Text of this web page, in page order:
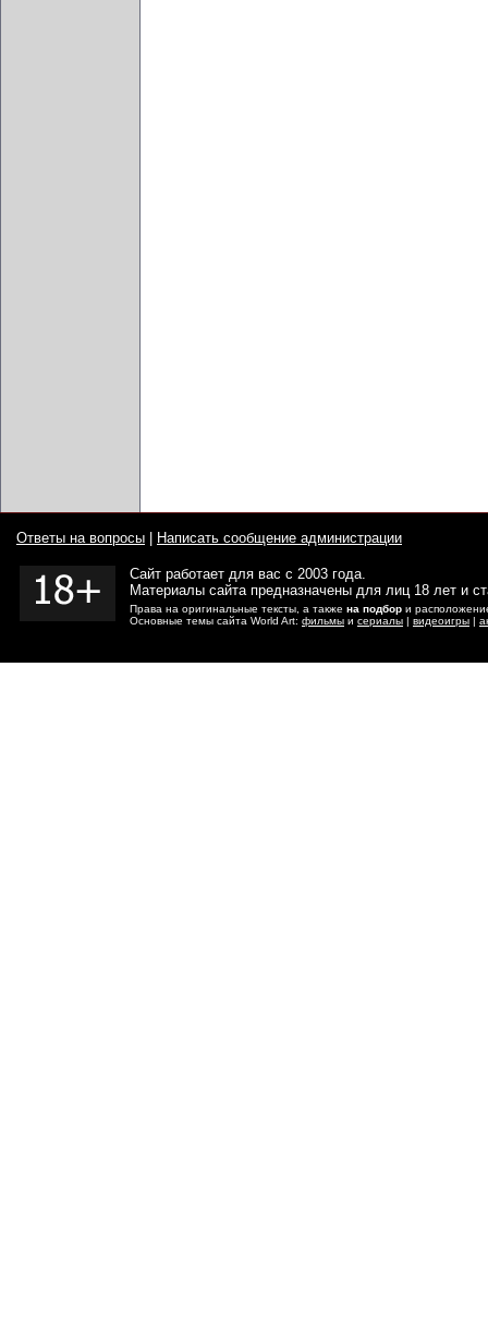
Ответы на вопросы Написать сообщение администрации
Сайт работает для вас с 2003 года.
Материалы сайта предназначены для лиц 18 лет и
Права на оригинальные тексты, а также на подбор и
Основные темы сайта World Art: фильмы и сериалы | видеоигры |